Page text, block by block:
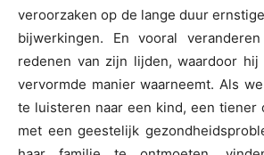
veroorzaken op de lange duur
bijwerkingen. En vooral
redenen van zijn lijden, waardoor
vervormde manier waarneemt. Als
te luisteren naar een kind, een tiener
met een geestelijk